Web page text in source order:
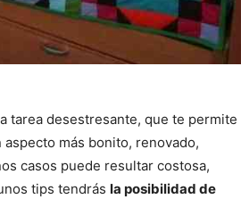
tarea desestresante, que te permite
más bonito, renovado,
casos puede resultar costosa,
tips tendrás la posibilidad de